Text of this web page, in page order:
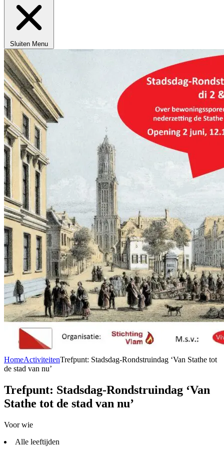
Sluiten Menu
HomeActiviteitenTrefpunt: Stadsdag-Rondstruindag ‘Van Stathe tot
de stad van nu’
Trefpunt: Stadsdag-Rondstruindag ‘Van
Stathe tot de stad van nu’
Voor wie
Alle leeftijden